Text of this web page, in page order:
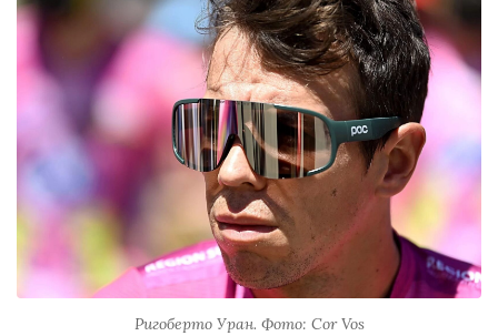
Ригоберто Уран. Фото: Cor Vos